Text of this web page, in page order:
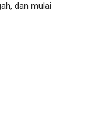
dan mulai